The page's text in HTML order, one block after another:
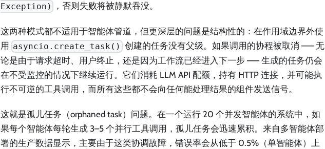
Exception)
，否则失败将被静默吞没。
这两种模式都不适用于智能体管道，但更深层的问题是结构性的：在作用域边界外使
用 asyncio.create_task() 创建的任务没有父级。如果调用的协程被取消 —— 无
论是由于请求超时、用户终止，还是因为工作流已经进入下一步 —— 生成的任务仍会
在不受监控的情况下继续运行。它们消耗 LLM API 配额，持有 HTTP 连接，并可能执
行不可逆的工具调用，而所有这些都不会向任何能处理结果的组件发送信号。
这就是孤儿任务（orphaned task）问题。在一个运行 20 个并发智能体的系统中，如
果每个智能体每轮生成 3–5 个并行工具调用，孤儿任务会迅速累积。来自多智能体部
署的生产数据显示，主要由于这类协调故障，错误率会从低于 0.5%（单智能体）上